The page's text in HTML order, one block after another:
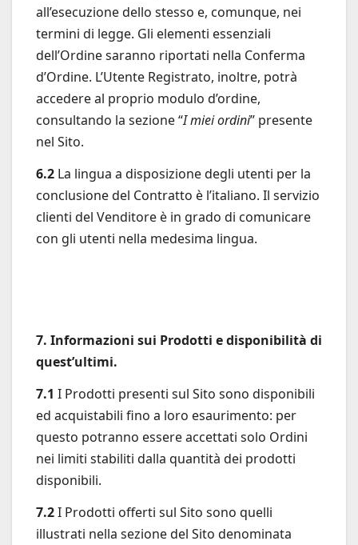
all’esecuzione dello stesso e, comunque, nei
termini di legge. Gli elementi essenziali
dell’Ordine saranno riportati nella Conferma
d’Ordine. L’Utente Registrato, inoltre, potrà
accedere al proprio modulo d’ordine,
consultando la sezione “I miei ordini” presente
nel Sito.
6.2 La lingua a disposizione degli utenti per la
conclusione del Contratto è l’italiano. Il servizio
clienti del Venditore è in grado di comunicare
con gli utenti nella medesima lingua.
7. Informazioni sui Prodotti e disponibilità di
quest’ultimi.
7.1 I Prodotti presenti sul Sito sono disponibili
ed acquistabili fino a loro esaurimento: per
questo potranno essere accettati solo Ordini
nei limiti stabiliti dalla quantità dei prodotti
disponibili.
7.2I Prodotti offerti sul Sito sono quelli
illustrati nella sezione del Sito denominata